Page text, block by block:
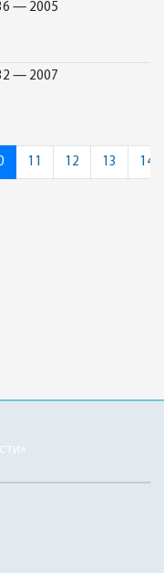
— 2005
— 2007
11 12 13 14